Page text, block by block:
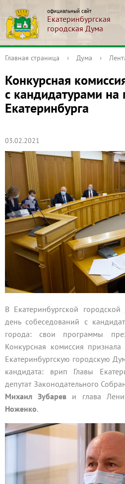
официальный сайт
Екатеринбургская
городская Дума
Главная страница › Дума ›
Конкурсная
с кандидатурами на
Екатеринбурга
03.02.2021
В Екатеринбургской
день собеседований с
города: свои программы
Конкурсная комиссия
Екатеринбургскую городскую
кандидата: врип Главы
депутат Законодательного
Михаил Зубарев и глава
Ноженко.